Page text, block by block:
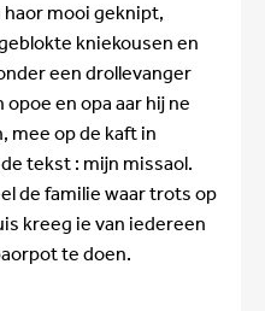
haor mooi geknipt,
kniekousen en
een drollevanger
en opa aar hij ne
mee op de kaft in
tekst : mijn missaol.
de familie waar trots op
kreeg ie van iedereen
te doen.